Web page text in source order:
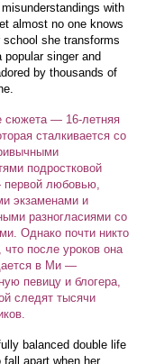
with
almost no one knows
school she transforms
popular singer and
by thousands of
сюжета — 16-летняя
сталкивается со
подростковой
любовью,
экзаменами и
разногласиями со
Однако почти никто
что после уроков она
в Ми —
певицу и блогера,
следят тысячи
balanced double life
fall apart when her